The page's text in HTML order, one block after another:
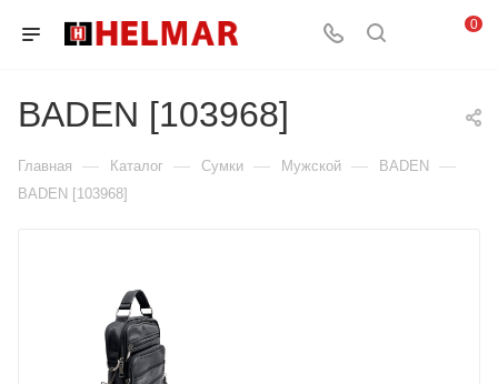
0
BADEN [103968]
Главная — Каталог — Сумки — Мужской — BADEN —
BADEN [103968]